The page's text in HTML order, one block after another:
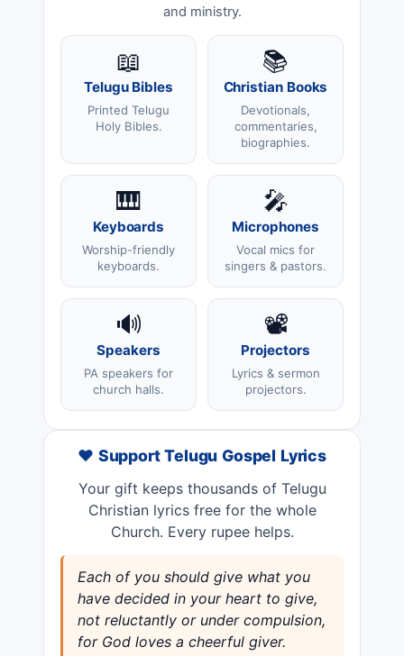
and ministry.
📖
Telugu Bibles
Printed Telugu
Holy Bibles.
📚
Christian Books
Devotionals,
commentaries,
biographies.
🎹
Keyboards
Worship-friendly
keyboards.
🎤
Microphones
Vocal mics for
singers & pastors.
🔊
Speakers
PA speakers for
church halls.
📽️
Projectors
Lyrics & sermon
projectors.
❤️ Support Telugu Gospel Lyrics
Your gift keeps thousands of Telugu
Christian lyrics free for the whole
Church. Every rupee helps.
Each of you should give what you
have decided in your heart to give,
not reluctantly or under compulsion,
for God loves a cheerful giver.